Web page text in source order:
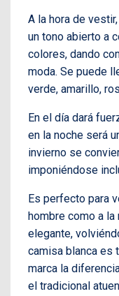
A la hora de
un tono abierto a
colores, dando
moda. Se puede
verde, amarillo,
En el día dará
en la noche será
invierno se
imponiéndose
Es perfecto para
hombre como a la
elegante,
camisa blanca es
marca la
el tradicional